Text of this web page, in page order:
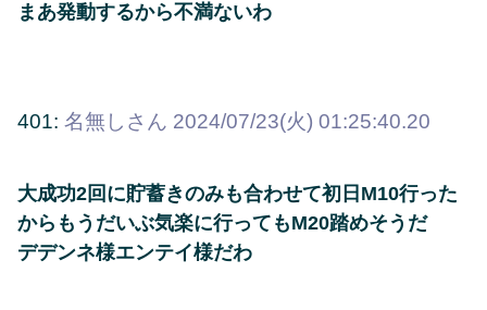
まあ発動するから不満ないわ
401: 名無しさん 2024/07/23(火) 01:25:40.20
大成功2回に貯蓄きのみも合わせて初日M10行った
からもうだいぶ気楽に行ってもM20踏めそうだ
デデンネ様エンテイ様だわ